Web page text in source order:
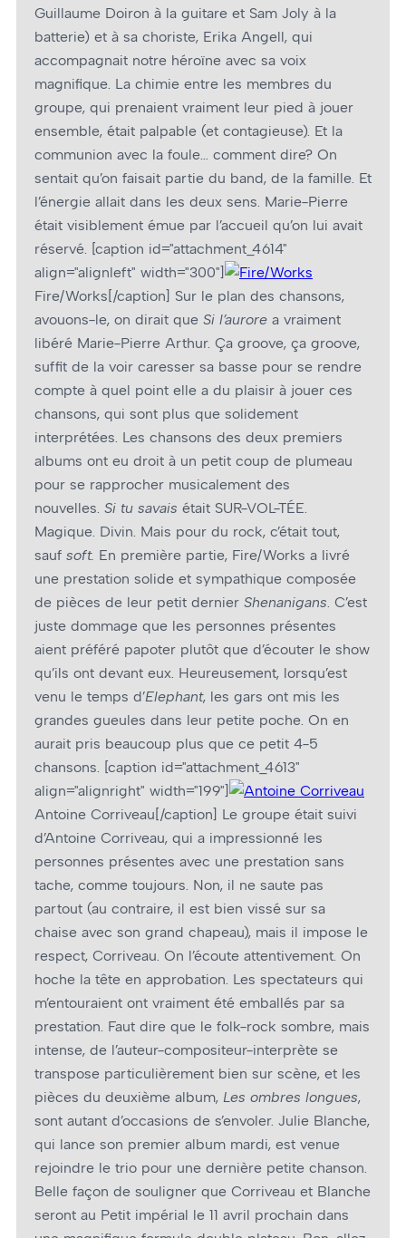
Guillaume Doiron à la guitare et Sam Joly à la
batterie) et à sa choriste, Erika Angell, qui
accompagnait notre héroïne avec sa voix
magnifique. La chimie entre les membres du
groupe, qui prenaient vraiment leur pied à jouer
ensemble, était palpable (et contagieuse). Et la
communion avec la foule… comment dire? On
sentait qu’on faisait partie du band, de la famille. Et
l’énergie allait dans les deux sens. Marie-Pierre
était visiblement émue par l’accueil qu’on lui avait
réservé. [caption id="attachment_4614"
align="alignleft" width="300"]
Fire/Works[/caption] Sur le plan des chansons,
avouons-le, on dirait que Si l’aurore a vraiment
libéré Marie-Pierre Arthur. Ça groove, ça groove,
suffit de la voir caresser sa basse pour se rendre
compte à quel point elle a du plaisir à jouer ces
chansons, qui sont plus que solidement
interprétées. Les chansons des deux premiers
albums ont eu droit à un petit coup de plumeau
pour se rapprocher musicalement des
nouvelles. Si tu savais était SUR-VOL-TÉE.
Magique. Divin. Mais pour du rock, c’était tout,
sauf soft. En première partie, Fire/Works a livré
une prestation solide et sympathique composée
de pièces de leur petit dernier Shenanigans. C’est
juste dommage que les personnes présentes
aient préféré papoter plutôt que d’écouter le show
qu’ils ont devant eux. Heureusement, lorsqu’est
venu le temps d’Elephant, les gars ont mis les
grandes gueules dans leur petite poche. On en
aurait pris beaucoup plus que ce petit 4-5
chansons. [caption id="attachment_4613"
align="alignright" width="199"]
Antoine Corriveau[/caption] Le groupe était suivi
d’Antoine Corriveau, qui a impressionné les
personnes présentes avec une prestation sans
tache, comme toujours. Non, il ne saute pas
partout (au contraire, il est bien vissé sur sa
chaise avec son grand chapeau), mais il impose le
respect, Corriveau. On l’écoute attentivement. On
hoche la tête en approbation. Les spectateurs qui
m’entouraient ont vraiment été emballés par sa
prestation. Faut dire que le folk-rock sombre, mais
intense, de l’auteur-compositeur-interprète se
transpose particulièrement bien sur scène, et les
pièces du deuxième album, Les ombres longues,
sont autant d’occasions de s’envoler. Julie Blanche,
qui lance son premier album mardi, est venue
rejoindre le trio pour une dernière petite chanson.
Belle façon de souligner que Corriveau et Blanche
seront au Petit impérial le 11 avril prochain dans